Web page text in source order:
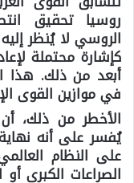
روسيا تحقيق
الروسي لا يُنظر
كإشارة محتملة
أبعد من ذلك. هذا
في موازين القوى
الأخطر من ذلك،
يُفسر على أنه نهاية
على النظام
الصراعات الكبرى